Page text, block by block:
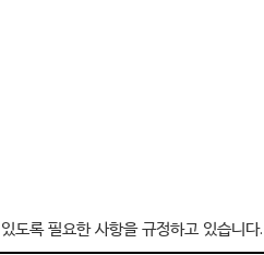
도록 필요한 사항을 규정하고 있습니다.